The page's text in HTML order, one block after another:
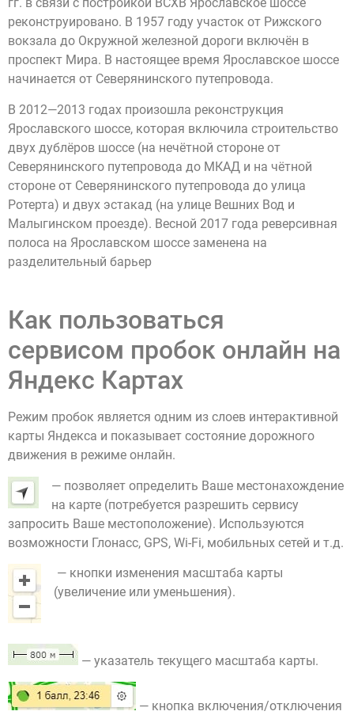
гг. в связи с постройкой ВСХВ Ярославское шоссе
реконструировано. В 1957 году участок от Рижского
вокзала до Окружной железной дороги включён в
проспект Мира. В настоящее время Ярославское шоссе
начинается от Северянинского путепровода.
В 2012—2013 годах произошла реконструкция
Ярославского шоссе, которая включила строительство
двух дублёров шоссе (на нечётной стороне от
Северянинского путепровода до МКАД и на чётной
стороне от Северянинского путепровода до улица
Ротерта) и двух эстакад (на улице Вешних Вод и
Малыгинском проезде). Весной 2017 года реверсивная
полоса на Ярославском шоссе заменена на
разделительный барьер
Как пользоваться
сервисом пробок онлайн на
Яндекс Картах
Режим пробок является одним из слоев интерактивной
карты Яндекса и показывает состояние дорожного
движения в режиме онлайн.
— позволяет определить Ваше местонахождение
на карте (потребуется разрешить сервису
запросить Ваше местоположение). Используются
возможности Глонасс, GPS, Wi-Fi, мобильных сетей и т.д.
— кнопки изменения масштаба карты
(увеличение или уменьшения).
— указатель текущего масштаба карты.
— кнопка включения/отключения